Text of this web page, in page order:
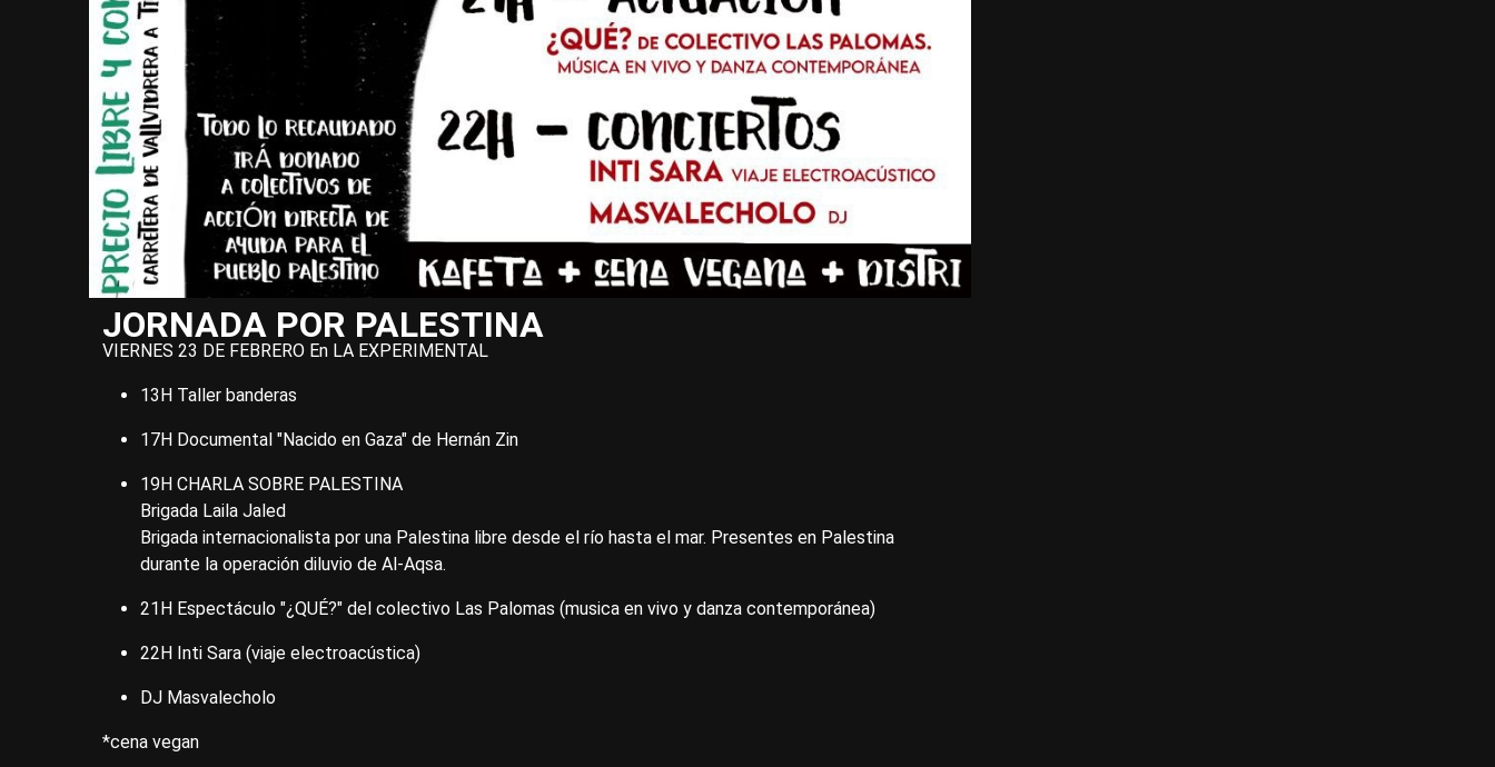
JORNADA POR PALESTINA
VIERNES 23 DE FEBRERO En LA EXPERIMENTAL
13H Taller banderas
17H Documental "Nacido en Gaza" de Hernán Zin
19H CHARLA SOBRE PALESTINA
Brigada Laila Jaled
Brigada internacionalista por una Palestina libre desde el río hasta el mar. Presentes en Palestina
durante la operación diluvio de Al-Aqsa.
21H Espectáculo "¿QUÉ?" del colectivo Las Palomas (musica en vivo y danza contemporánea)
22H Inti Sara (viaje electroacústica)
DJ Masvalecholo
*cena vegan